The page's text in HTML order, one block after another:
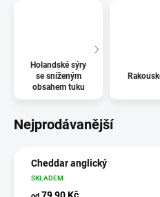
Holandské sýry
se sníženým
obsahem tuku
Nejprodávanější
Cheddar anglický
SKLADEM